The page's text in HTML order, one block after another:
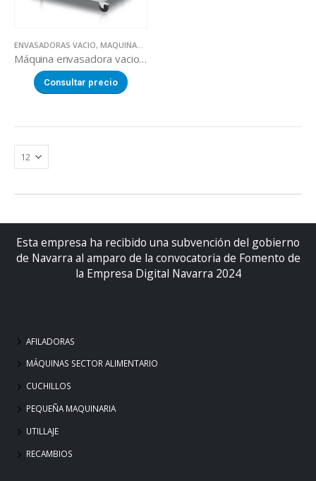
ENVASADORAS VACIO, MAQUINARIA SECTOR ALIMENTACION
Máquina envasadora vacio SQUARE 900
Consultar precio
Esta empresa ha recibido una subvención del gobierno
de Navarra al amparo de la convocatoria de Fomento de
la Empresa Digital Navarra 2024
AFILADORAS
MÁQUINAS SECTOR ALIMENTARIO
CUCHILLOS
PEQUEÑA MAQUINARIA
UTILLAJE
RECAMBIOS